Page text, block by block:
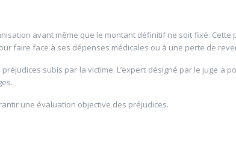
avant même que le montant définitif ne soit fixé.
faire face à ses dépenses médicales ou à une perte de
subis par la victime. L’expert désigné par le juge a
une évaluation objective des préjudices.